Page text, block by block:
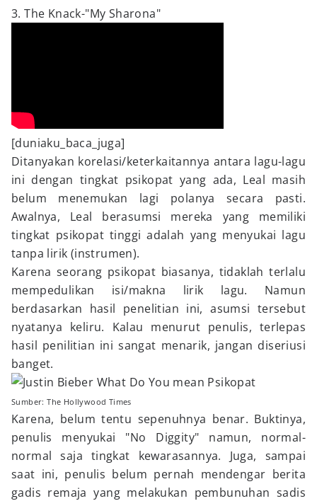
3. The Knack-"My Sharona"
[duniaku_baca_juga]
Ditanyakan korelasi/keterkaitannya antara lagu-lagu
ini dengan tingkat psikopat yang ada, Leal masih
belum menemukan lagi polanya secara pasti.
Awalnya, Leal berasumsi mereka yang memiliki
tingkat psikopat tinggi adalah yang menyukai lagu
tanpa lirik (instrumen).
Karena seorang psikopat biasanya, tidaklah terlalu
mempedulikan isi/makna lirik lagu. Namun
berdasarkan hasil penelitian ini, asumsi tersebut
nyatanya keliru. Kalau menurut penulis, terlepas
hasil penilitian ini sangat menarik, jangan diseriusi
banget.
Sumber: The Hollywood Times
Karena, belum tentu sepenuhnya benar. Buktinya,
penulis menyukai "No Diggity" namun, normal-
normal saja tingkat kewarasannya. Juga, sampai
saat ini, penulis belum pernah mendengar berita
gadis remaja yang melakukan pembunuhan sadis